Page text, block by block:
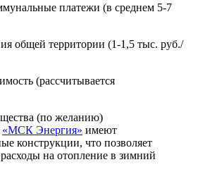
платежи (в среднем 5-7
общей территории (1-1,5 тыс. руб./
(рассчитывается
(по желанию)
«МСК Энергия» имеют
конструкции, что позволяет
на отопление в зимний